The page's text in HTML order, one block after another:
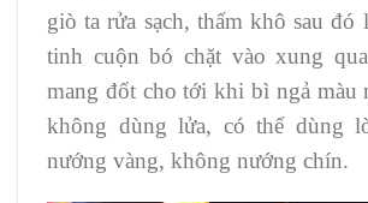
giò ta rửa sạch, thấm khô sau đó
tinh cuộn bó chặt vào xung
mang đốt cho tới khi bì ngả màu
không dùng lửa, có thể dùng
nướng vàng, không nướng chín.